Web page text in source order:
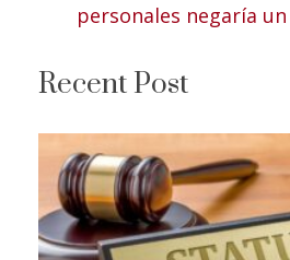
personales negaría
Recent Post